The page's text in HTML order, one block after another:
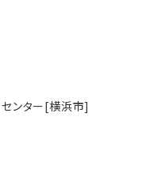
ンター[横浜市]